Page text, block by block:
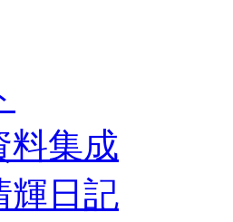
料集成
輝日記